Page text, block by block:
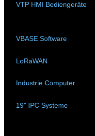
VTP HMI Bediengeräte
VBASE Software
LoRaWAN
Industrie Computer
19" IPC Systeme